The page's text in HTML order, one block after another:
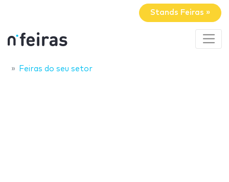
Stands Feiras »
Feiras do seu setor